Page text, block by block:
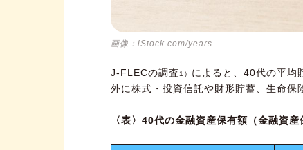
画像：iStock.com/years
J-FLECの調査 1） によると、40代の平均
外に株式・投資信託や財形貯蓄、生命保
〈表〉40代の金融資産保有額（金融資産